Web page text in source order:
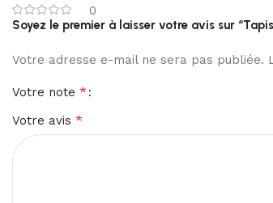
0
Soyez le premier à laisser votre avis sur
Votre adresse e-mail ne sera pas publiée.
Votre note *
Votre avis *